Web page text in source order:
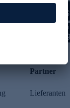
Partner
Lieferanten